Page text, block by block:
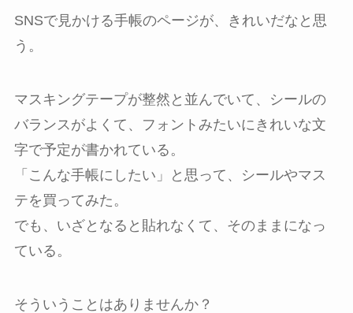
SNSで見かける手帳のページが、きれいだなと思
う。
マスキングテープが整然と並んでいて、シールの
バランスがよくて、フォントみたいにきれいな文
字で予定が書かれている。
「こんな手帳にしたい」と思って、シールやマス
テを買ってみた。
でも、いざとなると貼れなくて、そのままになっ
ている。
そういうことはありませんか？